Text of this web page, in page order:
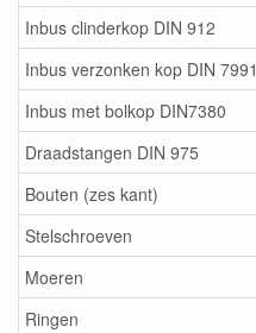
Inbus clinderkop DIN 912
Inbus verzonken kop DIN 7991
Inbus met bolkop DIN7380
Draadstangen DIN 975
Bouten (zes kant)
Stelschroeven
Moeren
Ringen